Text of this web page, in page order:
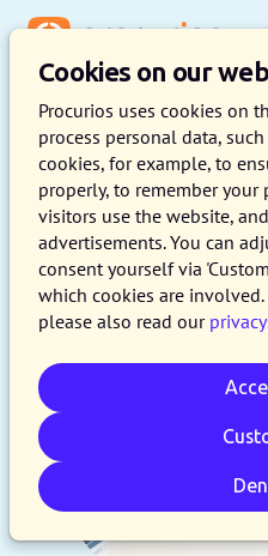
Cookies on our
Procurios uses cookies on
process personal data,
cookies, for example, to
properly, to remember your
visitors use the website,
advertisements. You can
consent yourself via
which cookies are
please also read our